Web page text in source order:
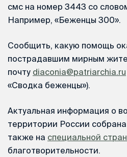
смс на номер 3443 со
Например, «Беженцы 300».
Сообщить, какую помощь
пострадавшим мирным
почту diaconia@patriarchia.ru
«Сводка беженцы»).
Актуальная информация о
территории России собрана
также на специальной
благотворительности.